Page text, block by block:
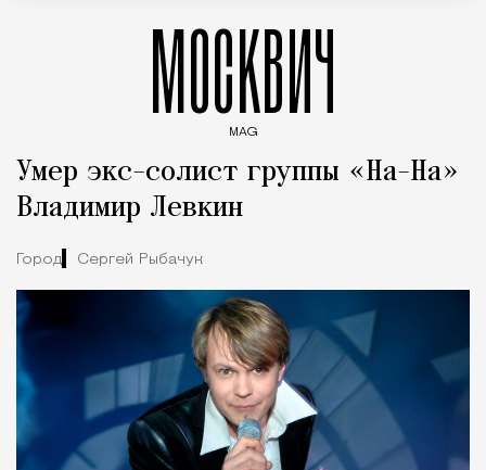
МОСКВИЧ
MAG
Умер экс-солист группы «На-На»
Владимир Левкин
Город Сергей Рыбачук